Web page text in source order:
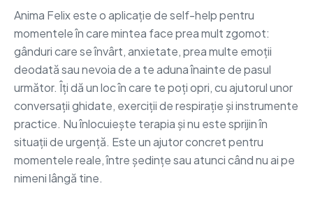
Anima Felix este o aplicație de self-help pentru
momentele în care mintea face prea mult zgomot:
gânduri care se învârt, anxietate, prea multe emoții
deodată sau nevoia de a te aduna înainte de pasul
următor. Îți dă un loc în care te poți opri, cu ajutorul unor
conversații ghidate, exerciții de respirație și instrumente
practice. Nu înlocuiește terapia și nu este sprijin în
situații de urgență. Este un ajutor concret pentru
momentele reale, între ședințe sau atunci când nu ai pe
nimeni lângă tine.